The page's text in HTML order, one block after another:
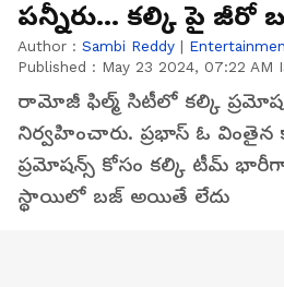
పన్నీరు... కల్కి పై జీరో
Author : Sambi Reddy |
Published : May 23 2024, 07:22 AM
రామోజీ ఫిల్మ్ సిటీలో కల్కి
నిర్వహించారు. ప్రభాస్ ఓ వింతైన
ప్రమోషన్స్ కోసం కల్కి టీమ్ భారీగా
స్థాయిలో బజ్ అయితే లేదు